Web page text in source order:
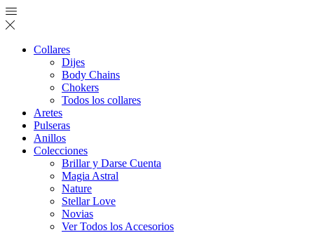
Collares
Dijes
Body Chains
Chokers
Todos los collares
Aretes
Pulseras
Anillos
Colecciones
Brillar y Darse Cuenta
Magia Astral
Nature
Stellar Love
Novias
Ver Todos los Accesorios